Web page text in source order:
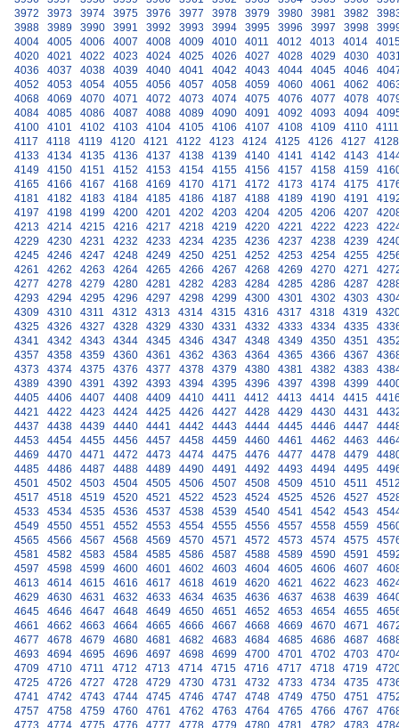
3972
3973 3974 3975 3976 3977 3978 3979 3980 3981 3982
3988
3989 3990 3991 3992 3993 3994 3995 3996 3997 3998
4004
4005 4006 4007 4008 4009 4010 4011 4012 4013 4014
4020
4021 4022 4023 4024 4025 4026 4027 4028 4029 4030
4036
4037 4038 4039 4040 4041 4042 4043 4044 4045 4046
4052
4053 4054 4055 4056 4057 4058 4059 4060 4061 4062
4068
4069 4070 4071 4072 4073 4074 4075 4076 4077 4078
4084
4085 4086 4087 4088 4089 4090 4091 4092 4093 4094
4100
4101 4102 4103 4104 4105 4106 4107 4108 4109 4110
4111
4117
4118 4119 4120 4121 4122 4123 4124 4125 4126 4127
4128
4133
4134 4135 4136 4137 4138 4139 4140 4141 4142 4143
4149
4150 4151 4152 4153 4154 4155 4156 4157 4158 4159
4165
4166 4167 4168 4169 4170 4171 4172 4173 4174 4175
4181
4182 4183 4184 4185 4186 4187 4188 4189 4190 4191
4197
4198 4199 4200 4201 4202 4203 4204 4205 4206 4207
4213
4214 4215 4216 4217 4218 4219 4220 4221 4222 4223
4229
4230 4231 4232 4233 4234 4235 4236 4237 4238 4239
4245
4246 4247 4248 4249 4250 4251 4252 4253 4254 4255
4261
4262 4263 4264 4265 4266 4267 4268 4269 4270 4271
4277
4278 4279 4280 4281 4282 4283 4284 4285 4286 4287
4293
4294 4295 4296 4297 4298 4299 4300 4301 4302 4303
4309
4310 4311 4312 4313 4314 4315 4316 4317 4318 4319
4325
4326 4327 4328 4329 4330 4331 4332 4333 4334 4335
4341
4342 4343 4344 4345 4346 4347 4348 4349 4350 4351
4357
4358 4359 4360 4361 4362 4363 4364 4365 4366 4367
4373
4374 4375 4376 4377 4378 4379 4380 4381 4382 4383
4389
4390 4391 4392 4393 4394 4395 4396 4397 4398 4399
4405
4406 4407 4408 4409 4410 4411 4412 4413 4414 4415
4421
4422 4423 4424 4425 4426 4427 4428 4429 4430 4431
4437
4438 4439 4440 4441 4442 4443 4444 4445 4446 4447
4453
4454 4455 4456 4457 4458 4459 4460 4461 4462 4463
4469
4470 4471 4472 4473 4474 4475 4476 4477 4478 4479
4485
4486 4487 4488 4489 4490 4491 4492 4493 4494 4495
4501
4502 4503 4504 4505 4506 4507 4508 4509 4510 4511
4517
4518 4519 4520 4521 4522 4523 4524 4525 4526 4527
4533
4534 4535 4536 4537 4538 4539 4540 4541 4542 4543
4549
4550 4551 4552 4553 4554 4555 4556 4557 4558 4559
4565
4566 4567 4568 4569 4570 4571 4572 4573 4574 4575
4581
4582 4583 4584 4585 4586 4587 4588 4589 4590 4591
4597
4598 4599 4600 4601 4602 4603 4604 4605 4606 4607
4613
4614 4615 4616 4617 4618 4619 4620 4621 4622 4623
4629
4630 4631 4632 4633 4634 4635 4636 4637 4638 4639
4645
4646 4647 4648 4649 4650 4651 4652 4653 4654 4655
4661
4662 4663 4664 4665 4666 4667 4668 4669 4670 4671
4677
4678 4679 4680 4681 4682 4683 4684 4685 4686 4687
4693
4694 4695 4696 4697 4698 4699 4700 4701 4702 4703
4709
4710 4711 4712 4713 4714 4715 4716 4717 4718 4719
4725
4726 4727 4728 4729 4730 4731 4732 4733 4734 4735
4741
4742 4743 4744 4745 4746 4747 4748 4749 4750 4751
4757
4758 4759 4760 4761 4762 4763 4764 4765 4766 4767
4773
4774 4775 4776 4777 4778 4779 4780 4781 4782 4783